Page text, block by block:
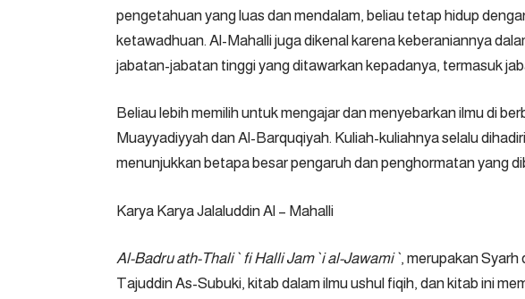
pengetahuan yang luas dan mendalam, beliau tetap hidup
ketawadhuan. Al-Mahalli juga dikenal karena keberaniannya
jabatan-jabatan tinggi yang ditawarkan kepadanya, termasuk
Beliau lebih memilih untuk mengajar dan menyebarkan ilmu di
Muayyadiyyah dan Al-Barquqiyah. Kuliah-kuliahnya selalu
menunjukkan betapa besar pengaruh dan penghormatan yang
Karya Karya Jalaluddin Al – Mahalli
Al-Badru ath-Thali` fi Halli Jam`i al-Jawami`, merupakan
Tajuddin As-Subuki, kitab dalam ilmu ushul fiqih, dan kitab ini